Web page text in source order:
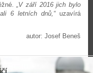
„V září 2016 jich bylo
6 letních dnů,“ uzavírá
autor: Josef Beneš